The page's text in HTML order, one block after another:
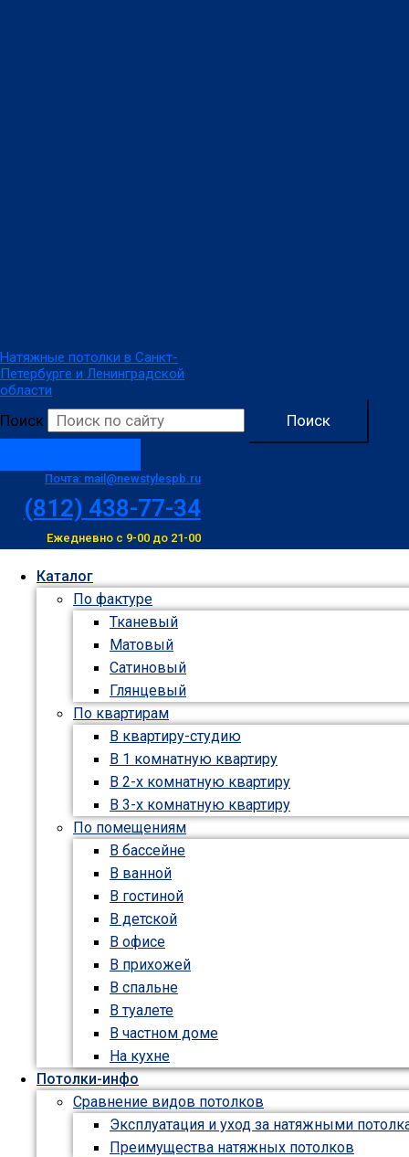
Натяжные потолки в Санкт-
Петербурге и Ленинградской
области
Поиск Поиск
Почта: mail@newstylespb.ru
(812) 438-77-34
Ежедневно с 9-00 до 21-00
Каталог
По фактуре
Тканевый
Матовый
Сатиновый
Глянцевый
По квартирам
В квартиру-студию
В 1 комнатную квартиру
В 2-х комнатную квартиру
В 3-х комнатную квартиру
По помещениям
В бассейне
В ванной
В гостиной
В детской
В офисе
В прихожей
В спальне
В туалете
В частном доме
На кухне
Потолки-инфо
Сравнение видов потолков
Эксплуатация и уход за натяжными
Преимущества натяжных потолков